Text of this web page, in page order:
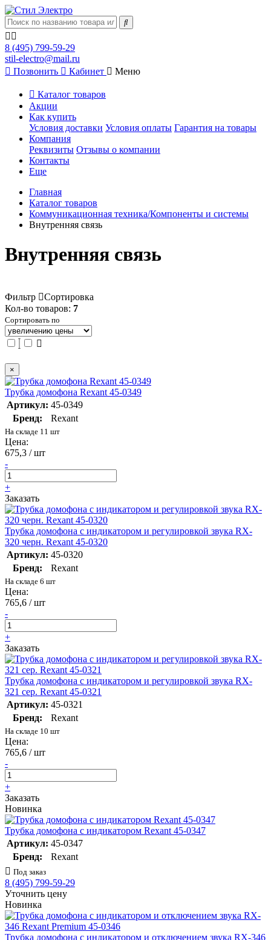
8 (495) 799-59-29
stil-electro@mail.ru
Позвонить
Кабинет Меню
Каталог товаров
Акции
Как купить
Условия доставки Условия оплаты Гарантия на товары
Компания
Реквизиты Отзывы о компании
Контакты
Еще
Главная
Каталог товаров
Коммуникационная техника/Компоненты и системы
Внутренняя связь
Внутренняя связь
Фильтр
Сортировка
Кол-во товаров: 7
Сортировать по
×
Трубка домофона Rexant 45-0349
Артикул: 45-0349
Бренд:
Rexant
На складе 11 шт
Цена:
675,3 / шт
-
+
Заказать
Трубка домофона с индикатором и регулировкой звука RX-
320 черн. Rexant 45-0320
Артикул: 45-0320
Бренд:
Rexant
На складе 6 шт
Цена:
765,6 / шт
-
+
Заказать
Трубка домофона с индикатором и регулировкой звука RX-
321 сер. Rexant 45-0321
Артикул: 45-0321
Бренд:
Rexant
На складе 10 шт
Цена:
765,6 / шт
-
+
Заказать
Новинка
Трубка домофона с индикатором Rexant 45-0347
Артикул: 45-0347
Бренд:
Rexant
Под заказ
8 (495) 799-59-29
Уточнить цену
Новинка
Трубка домофона с индикатором и отключением звука RX-346